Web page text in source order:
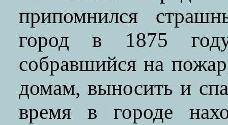
припомнился
город в 1875
собравшийся на
домам, выносить и
время в городе